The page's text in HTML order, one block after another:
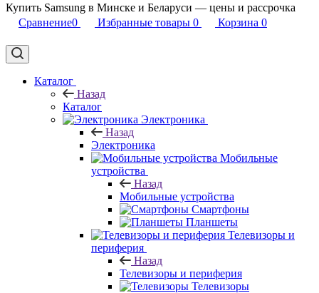
Купить Samsung в Минске и Беларуси — цены и рассрочка
Сравнение0 Избранные товары 0 Корзина 0
Каталог
Назад
Каталог
Электроника
Назад
Электроника
Мобильные
устройства
Назад
Мобильные устройства
Смартфоны
Планшеты
Телевизоры и
периферия
Назад
Телевизоры и периферия
Телевизоры